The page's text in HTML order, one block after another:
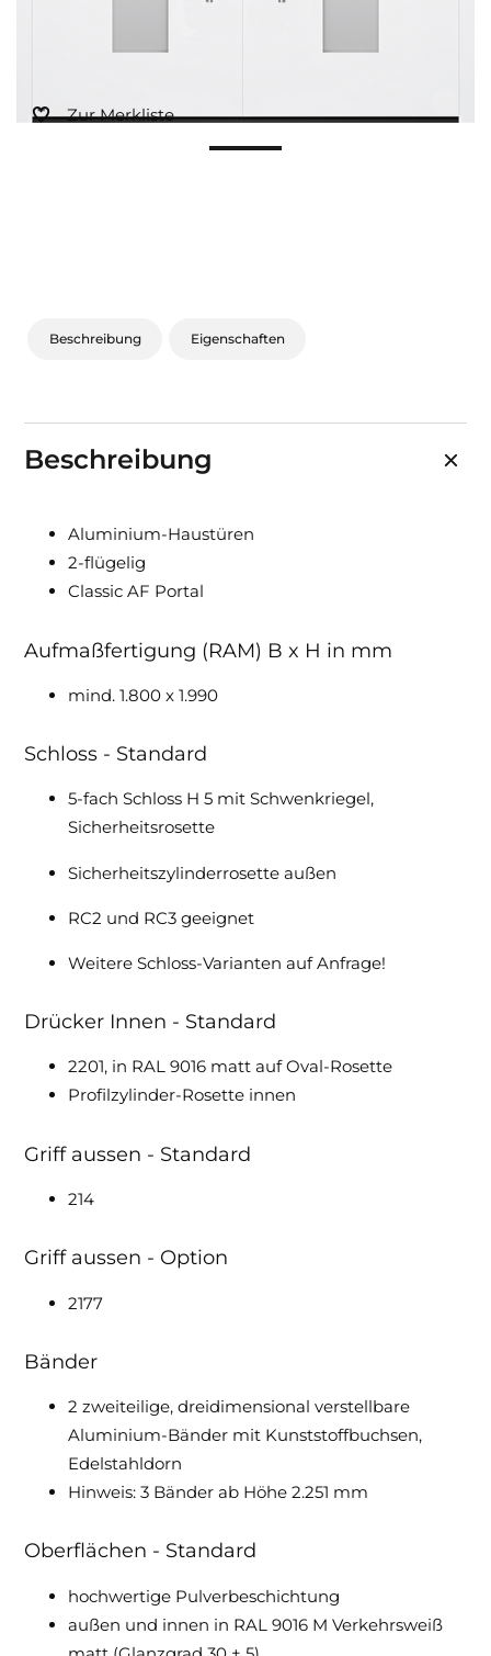
Zur Merkliste
Beschreibung Eigenschaften
Beschreibung
Aluminium-Haustüren
2-flügelig
Classic AF Portal
Aufmaßfertigung (RAM) B x H in mm
mind. 1.800 x 1.990
Schloss - Standard
5-fach Schloss H 5 mit Schwenkriegel,
Sicherheitsrosette
Sicherheitszylinderrosette außen
RC2 und RC3 geeignet
Weitere Schloss-Varianten auf Anfrage!
Drücker Innen - Standard
2201, in RAL 9016 matt auf Oval-Rosette
Profilzylinder-Rosette innen
Griff aussen - Standard
214
Griff aussen - Option
2177
Bänder
2 zweiteilige, dreidimensional verstellbare
Aluminium-Bänder mit Kunststoffbuchsen,
Edelstahldorn
Hinweis: 3 Bänder ab Höhe 2.251 mm
Oberflächen - Standard
hochwertige Pulverbeschichtung
außen und innen in RAL 9016 M Verkehrsweiß